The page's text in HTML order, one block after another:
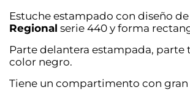
Estuche estampado con diseño de
Regional serie 440 y forma
Parte delantera estampada, parte
color negro.
Tiene un compartimento con